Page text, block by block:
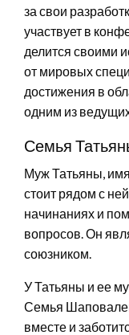
за свои
участвует в
делится своими
от мировых
достижения в
одним из
Семья
Муж Татьяны, имя
стоит рядом с
начинаниях и
вопросов. Он
союзником.
У Татьяны и ее
Семья
вместе и